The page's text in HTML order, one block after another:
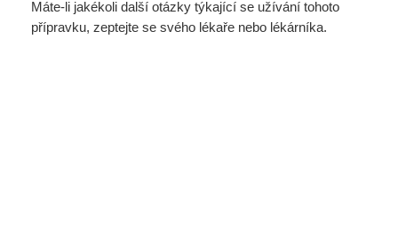
Máte-li jakékoli další otázky týkající se užívání tohoto
přípravku, zeptejte se svého lékaře nebo lékárníka.